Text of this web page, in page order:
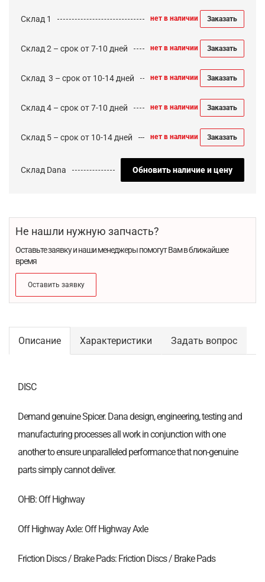
Склад 1 нет в наличии Заказать
Склад 2 – срок от 7-10 дней нет в наличии Заказать
Cклад 3 – срок от 10-14 дней нет в наличии Заказать
Склад 4 – срок от 7-10 дней нет в наличии Заказать
Склад 5 – срок от 10-14 дней нет в наличии Заказать
Склад Dana Обновить наличие и цену
Не нашли нужную запчасть?
Оставьте заявку и наши менеджеры помогут Вам в ближайшее
время
Оставить заявку
Описание Характеристики Задать вопрос
DISC
Demand genuine Spicer. Dana design, engineering, testing and
manufacturing processes all work in conjunction with one
another to ensure unparalleled performance that non-genuine
parts simply cannot deliver.
OHB: Off Highway
Off Highway Axle: Off Highway Axle
Friction Discs / Brake Pads: Friction Discs / Brake Pads